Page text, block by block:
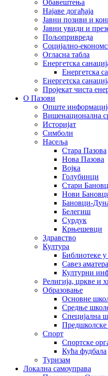
Обавештења
Најаве догађаја
Јавни позиви и
Јавни увиди и
Пољопривреда
Социјално-
Огласна табла
Енергетска
Енергетска
Енергетска
Пројекат чиста
О Пазови
Опште
Вишенационална
Историјат
Симболи
Насеља
Стара Пазова
Нова Пазова
Војка
Голубинци
Стари
Нови
Бановци-
Белегиш
Сурдук
Крњешевци
Здравство
Култура
Библиотеке
Савез аматера
Културни
Религија, цркве и
Образовање
Основне
Средње
Специјална
Предшколске
Спорт
Спортске
Кућа фудбала
Туризам
Локална самоуправа